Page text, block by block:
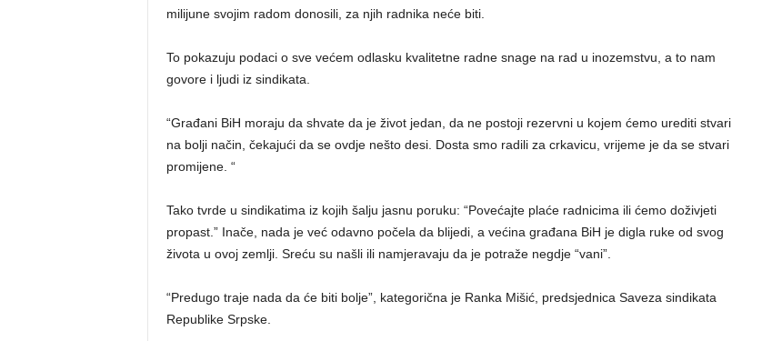
milijune svojim radom donosili, za njih radnika neće biti.
To pokazuju podaci o sve većem odlasku kvalitetne radne snage na rad u inozemstvu, a to nam
govore i ljudi iz sindikata.
“Građani BiH moraju da shvate da je život jedan, da ne postoji rezervni u kojem ćemo urediti stvari
na bolji način, čekajući da se ovdje nešto desi. Dosta smo radili za crkavicu, vrijeme je da se stvari
promijene. “
Tako tvrde u sindikatima iz kojih šalju jasnu poruku: “Povećajte plaće radnicima ili ćemo doživjeti
propast.” Inače, nada je već odavno počela da blijedi, a većina građana BiH je digla ruke od svog
života u ovoj zemlji. Sreću su našli ili namjeravaju da je potraže negdje “vani”.
“Predugo traje nada da će biti bolje”, kategorična je Ranka Mišić, predsjednica Saveza sindikata
Republike Srpske.